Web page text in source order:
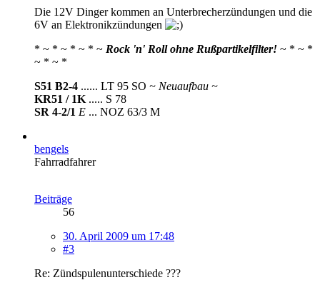
Die 12V Dinger kommen an Unterbrecherzündungen und die
6V an Elektronikzündungen
* ~ * ~ * ~ * ~ Rock 'n' Roll ohne Rußpartikelfilter! ~ * ~ *
~ * ~ *
S51 B2-4 ...... LT 95 SO ~ Neuaufbau ~
KR51 / 1K ..... S 78
SR 4-2/1 E ... NOZ 63/3 M
bengels
Fahrradfahrer
Beiträge
56
30. April 2009 um 17:48
#3
Re: Zündspulenunterschiede ???